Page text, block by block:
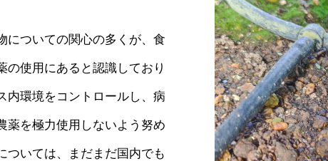
についての関心の多くが、食
の使用にあると認識しており
内環境をコントロールし、病
薬を極力使用しないよう努め
ついては、まだまだ国内でも